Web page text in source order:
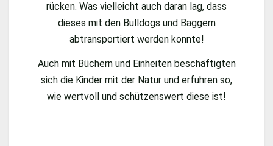
rücken. Was vielleicht auch daran lag, dass
dieses mit den Bulldogs und Baggern
abtransportiert werden konnte!
Auch mit Büchern und Einheiten beschäftigten
sich die Kinder mit der Natur und erfuhren so,
wie wertvoll und schützenswert diese ist!